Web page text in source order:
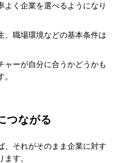
よく企業を選べるようになり
、職場環境などの基本条件は
ャーが自分に合うかどうかも
つながる
、それがそのまま企業に対す
す。